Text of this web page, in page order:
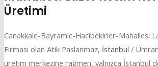
Üretimi
Canakkale-Bayramic-Hacibekirler-Mahallesi
Firması olan Atik Paslanmaz, İstanbul /
üretim merkezine rağmen, yalnızca İstanbul